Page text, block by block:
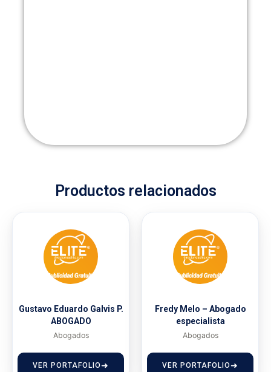
Productos relacionados
Gustavo Eduardo Galvis P.
ABOGADO
Abogados
VER PORTAFOLIO
Fredy Melo – Abogado
especialista
Abogados
VER PORTAFOLIO